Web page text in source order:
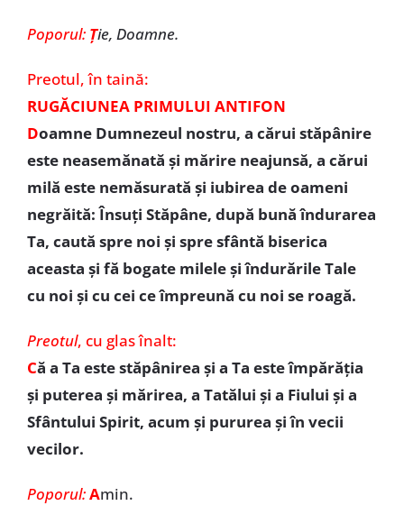
Poporul: Ţie, Doamne.
Preotul, în taină:
RUGĂCIUNEA PRIMULUI ANTIFON
Doamne Dumnezeul nostru, a cărui stăpânire
este neasemănată şi mărire neajunsă, a cărui
milă este nemăsurată şi iubirea de oameni
negrăită: Însuţi Stăpâne, după bună îndurarea
Ta, caută spre noi şi spre sfântă biserica
aceasta şi fă bogate milele şi îndurările Tale
cu noi şi cu cei ce împreună cu noi se roagă.
Preotul, cu glas înalt:
Că a Ta este stăpânirea şi a Ta este împărăţia
şi puterea şi mărirea, a Tatălui şi a Fiului şi a
Sfântului Spirit, acum şi pururea şi în vecii
vecilor.
Poporul:Amin.